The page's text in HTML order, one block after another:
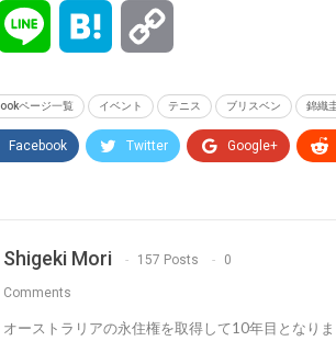
Twitter Line Hatena
ページ一覧 イベント テニス ブリスベン 錦織
Facebook Twitter Google+
Shigeki Mori 157 Posts 0
Comments
オーストラリアの永住権を取得して10年目となりま